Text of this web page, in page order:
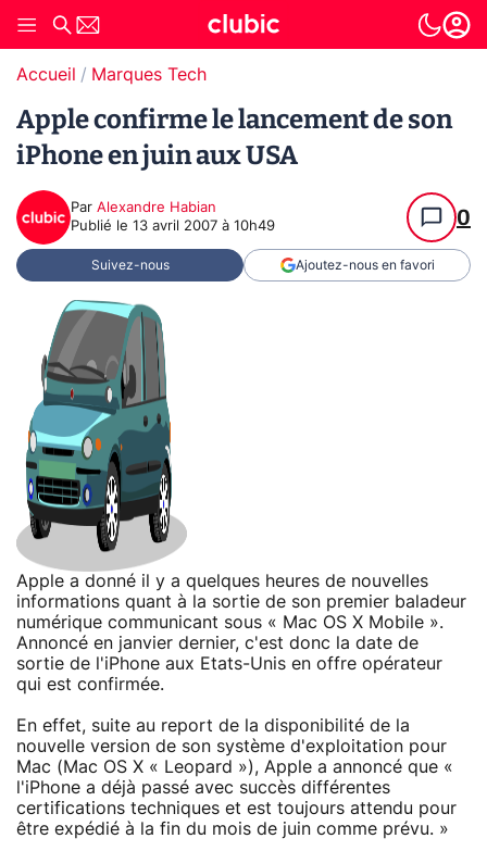
Accueil Marques Tech
Apple confirme le lancement de son
iPhone en juin aux USA
Par Alexandre Habian
Publié le 13 avril 2007 à 10h49 0
Suivez-nous Ajoutez-nous en favori
Apple a donné il y a quelques heures de nouvelles
informations quant à la sortie de son premier baladeur
numérique communicant sous « Mac OS X Mobile ».
Annoncé en janvier dernier, c'est donc la date de
sortie de l'iPhone aux Etats-Unis en offre opérateur
qui est confirmée.
En effet, suite au report de la disponibilité de la
nouvelle version de son système d'exploitation pour
Mac (Mac OS X « Leopard »), Apple a annoncé que «
l'iPhone a déjà passé avec succès différentes
certifications techniques et est toujours attendu pour
être expédié à la fin du mois de juin comme prévu. »